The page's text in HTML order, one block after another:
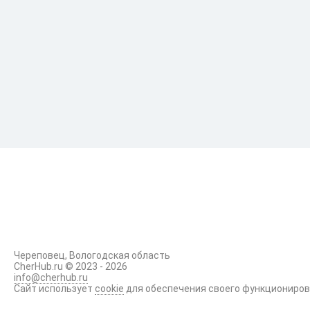
Череповец, Вологодская область
CherHub.ru © 2023 - 2026
info@cherhub.ru
Сайт использует cookie для обеспечения своего